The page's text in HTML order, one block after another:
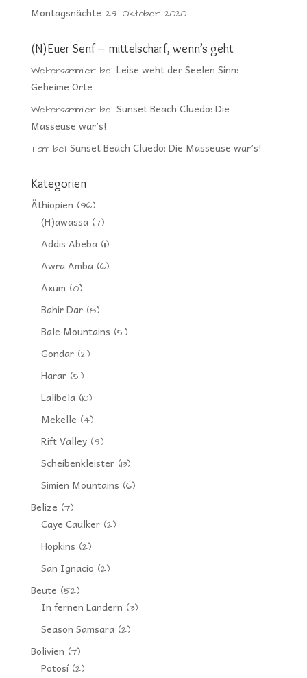
Montagsnächte 29. Oktober 2020
(N)Euer Senf – mittelscharf, wenn’s geht
Weltensammlerbei Leise weht der Seelen Sinn:
Geheime Orte
Weltensammlerbei Sunset Beach Cluedo: Die
Masseuse war’s!
Tombei Sunset Beach Cluedo: Die Masseuse war’s!
Kategorien
Äthiopien (96)
(H)awassa(7)
Addis Abeba(11)
Awra Amba(6)
Axum (10)
Bahir Dar(8)
Bale Mountains (5)
Gondar(2)
Harar(5)
Lalibela(10)
Mekelle (4)
Rift Valley(9)
Scheibenkleister(13)
Simien Mountains (6)
Belize (7)
Caye Caulker(2)
Hopkins (2)
San Ignacio (2)
Beute (52)
In fernen Ländern (3)
Season Samsara(2)
Bolivien (7)
Potosí(2)